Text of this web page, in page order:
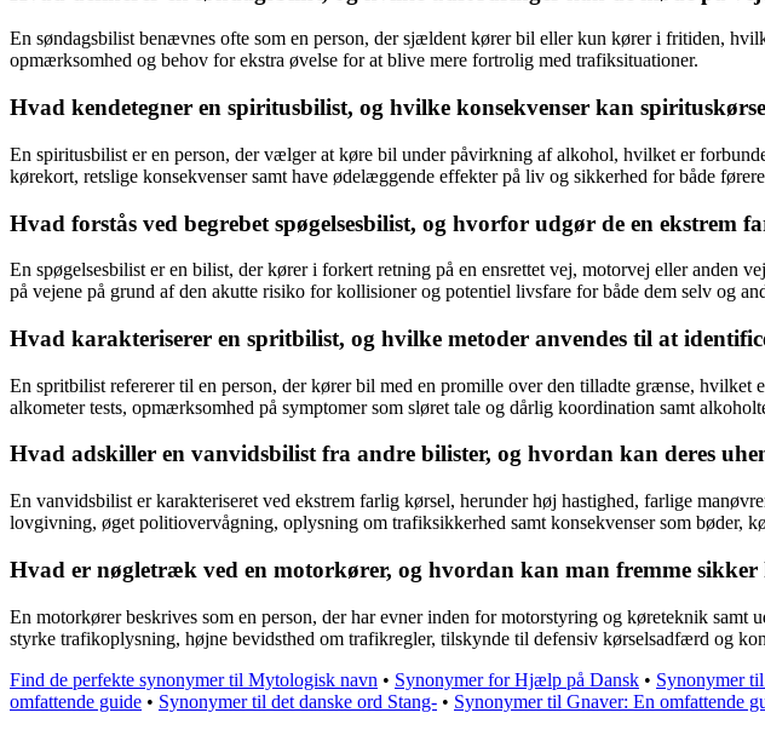
En søndagsbilist benævnes ofte som en person, der sjældent kører bil eller kun kører i fritiden,
opmærksomhed og behov for ekstra øvelse for at blive mere fortrolig med trafiksituationer.
Hvad kendetegner en spiritusbilist, og hvilke konsekvenser kan
En spiritusbilist er en person, der vælger at køre bil under påvirkning af alkohol, hvilket er
kørekort, retslige konsekvenser samt have ødelæggende effekter på liv og sikkerhed for både
Hvad forstås ved begrebet spøgelsesbilist, og hvorfor udgør de en ekstrem
En spøgelsesbilist er en bilist, der kører i forkert retning på en ensrettet vej, motorvej eller
på vejene på grund af den akutte risiko for kollisioner og potentiel livsfare for både dem selv og
Hvad karakteriserer en spritbilist, og hvilke metoder anvendes til at
En spritbilist refererer til en person, der kører bil med en promille over den tilladte grænse,
alkometer tests, opmærksomhed på symptomer som sløret tale og dårlig koordination samt
Hvad adskiller en vanvidsbilist fra andre bilister, og hvordan kan deres
En vanvidsbilist er karakteriseret ved ekstrem farlig kørsel, herunder høj hastighed, farlige
lovgivning, øget politiovervågning, oplysning om trafiksikkerhed samt konsekvenser som bøder,
Hvad er nøgletræk ved en motorkører, og hvordan kan man fremme
En motorkører beskrives som en person, der har evner inden for motorstyring og køreteknik
styrke trafikoplysning, højne bevidsthed om trafikregler, tilskynde til defensiv kørselsadfærd og
Find de perfekte synonymer til Mytologisk navn • Synonymer for Hjælp på Dansk • Synonymer
omfattende guide • Synonymer til det danske ord Stang- • Synonymer til Gnaver: En omfattende